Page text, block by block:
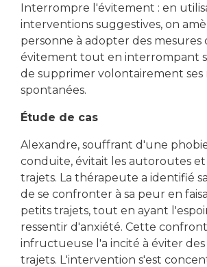
Interrompre l'évitement : en
interventions suggestives, on
personne à adopter des mesures
évitement tout en interrompant
de supprimer volontairement ses
spontanées.
Étude de cas
Alexandre, souffrant d'une
conduite, évitait les autoroutes et
trajets. La thérapeute a identifié
de se confronter à sa peur en
petits trajets, tout en ayant
ressentir d'anxiété. Cette
infructueuse l'a incité à éviter
trajets. L'intervention s'est